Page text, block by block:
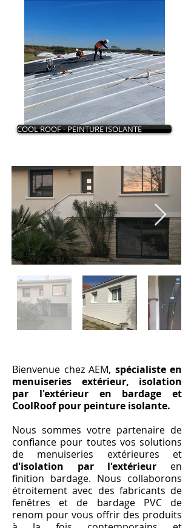
COOL ROOF - PEINTURE ISOLANTE
Bienvenue chez AEM, spécialiste en
menuiseries extérieur, isolation
par l'extérieur en bardage et
CoolRoof pour peinture isolante.
Nous sommes votre partenaire de
confiance pour toutes vos solutions
de menuiseries extérieures et
d'isolation par l'extérieur en
finition bardage. Nous collaborons
étroitement avec des fabricants de
fenêtres et de bardage PVC de
renom pour vous offrir des produits